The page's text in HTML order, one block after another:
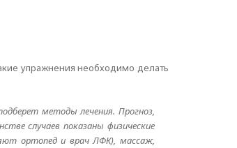
упражнения необходимо делать
методы лечения. Прогноз,
случаев показаны физические
ортопед и врач ЛФК), массаж,